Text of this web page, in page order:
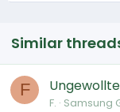
Similar
F
F. Samsung